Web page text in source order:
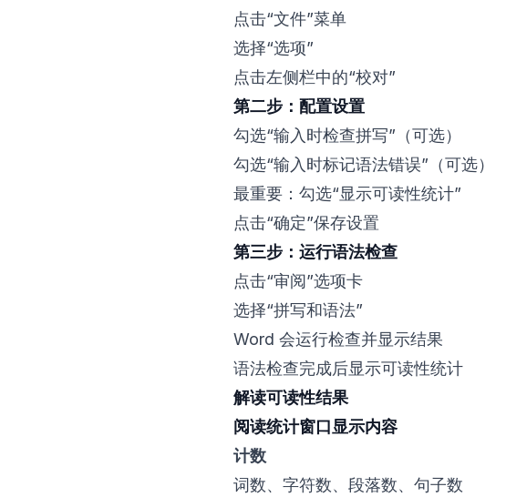
点击“文件”菜单
选择“选项”
点击左侧栏中的“校对”
第二步：配置设置
勾选“输入时检查拼写”（可选）
勾选“输入时标记语法错误”（可选）
最重要：勾选“显示可读性统计”
点击“确定”保存设置
第三步：运行语法检查
点击“审阅”选项卡
选择“拼写和语法”
Word 会运行检查并显示结果
语法检查完成后显示可读性统计
解读可读性结果
阅读统计窗口显示内容
计数
词数、字符数、段落数、句子数